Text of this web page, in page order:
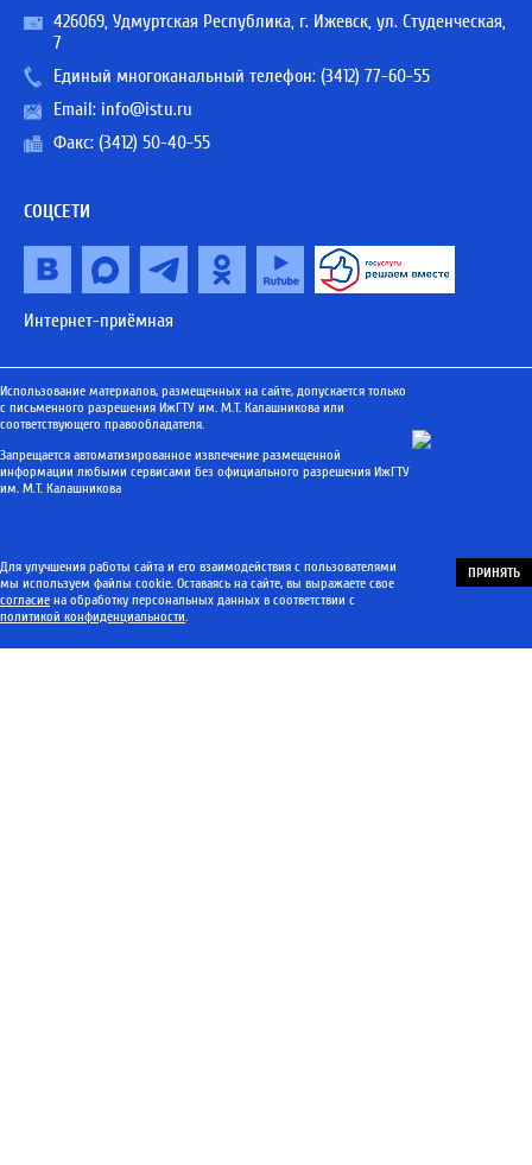
426069, Удмуртская Республика, г. Ижевск, ул. Студенческая,
7
Единый многоканальный телефон: (3412) 77-60-55
Email: info@istu.ru
Факс: (3412) 50-40-55
СОЦСЕТИ
Интернет-приёмная
Использование материалов, размещенных на сайте, допускается только
с письменного разрешения ИжГТУ им. М.Т. Калашникова или
соответствующего правообладателя.
Запрещается автоматизированное извлечение размещенной
информации любыми сервисами без официального разрешения ИжГТУ
им. М.Т. Калашникова
Для улучшения работы сайта и его взаимодействия с пользователями
мы используем файлы cookie. Оставаясь на сайте, вы выражаете свое
согласие на обработку персональных данных в соответствии с
политикой конфиденциальности.
ПРИНЯТЬ